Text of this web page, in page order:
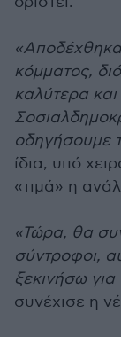
κόμματος,
καλύτερα και
οδηγήσουμε
ίδια, υπό
«τιμά» η
«Τώρα, θα
σύντροφοι,
ξεκινήσω
συνέχισε η